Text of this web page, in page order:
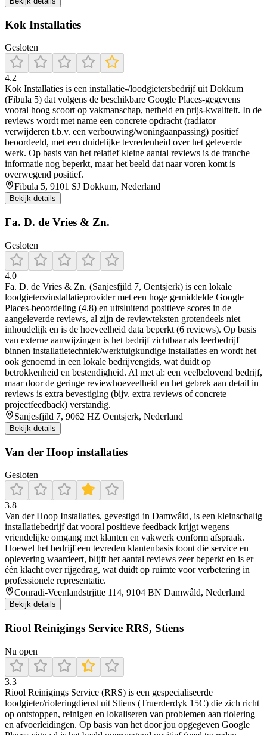
Kok Installaties
Gesloten
4.2
Kok Installaties is een installatie-/loodgietersbedrijf uit Dokkum
(Fibula 5) dat volgens de beschikbare Google Places-gegevens
vooral hoog scoort op vakmanschap, netheid en prijs-kwaliteit. In de
reviews wordt met name een concrete opdracht (radiator
verwijderen t.b.v. een verbouwing/woningaanpassing) positief
beoordeeld, met een duidelijke tevredenheid over het geleverde
werk. Op basis van het relatief kleine aantal reviews is de tranche
informatie nog beperkt, maar het beeld dat naar voren komt is
overwegend positief.
Fibula 5, 9101 SJ Dokkum, Nederland
Bekijk details
Fa. D. de Vries & Zn.
Gesloten
4.0
Fa. D. de Vries & Zn. (Sanjesfjild 7, Oentsjerk) is een lokale
loodgieters/installatieprovider met een hoge gemiddelde Google
Places-beoordeling (4.8) en uitsluitend positieve scores in de
aangeleverde reviews, al zijn de reviewteksten grotendeels niet
inhoudelijk en is de hoeveelheid data beperkt (6 reviews). Op basis
van externe aanwijzingen is het bedrijf zichtbaar als leerbedrijf
binnen installatietechniek/werktuigkundige installaties en wordt het
ook genoemd in een lokale bedrijvengids, wat duidt op
betrokkenheid en bestendigheid. Al met al: een veelbelovend bedrijf,
maar door de geringe reviewhoeveelheid en het gebrek aan detail in
reviews is extra bevestiging (bijv. extra reviews of concrete
projectfeedback) verstandig.
Sanjesfjild 7, 9062 HZ Oentsjerk, Nederland
Bekijk details
Van der Hoop installaties
Gesloten
3.8
Van der Hoop Installaties, gevestigd in Damwâld, is een kleinschalig
installatiebedrijf dat vooral positieve feedback krijgt wegens
vriendelijke omgang met klanten en vakwerk conform afspraak.
Hoewel het bedrijf een tevreden klantenbasis toont die service en
oplevering waardeert, blijft het aantal reviews zeer beperkt en is er
één klacht over rijgedrag, wat duidt op ruimte voor verbetering in
professionele representatie.
Conradi-Veenlandstrjitte 114, 9104 BN Damwâld, Nederland
Bekijk details
Riool Reinigings Service RRS, Stiens
Nu open
3.3
Riool Reinigings Service (RRS) is een gespecialiseerde
loodgieter/rioleringdienst uit Stiens (Truerderdyk 15C) die zich richt
op ontstoppen, reinigen en lokaliseren van problemen aan riolering
en afvoerleidingen. Op basis van het door jou opgegeven Google